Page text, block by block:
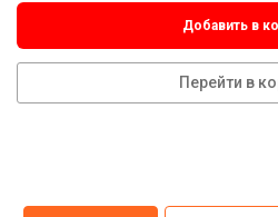
Добавить в
Перейти в